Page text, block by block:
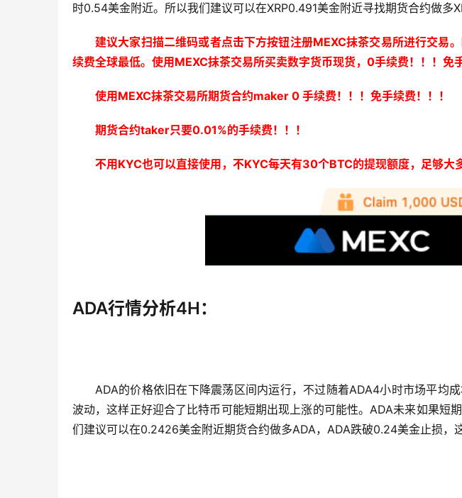
时0.54美金附近。所以我们建议可以在XRP0.491美金附近寻找期货合约做多
建议大家扫描二维码或者点击下方按钮注册MEXC抹茶交易所进行交易
续费全球最低。使用MEXC抹茶交易所买卖数字货币现货，0手续费！！！免
使用MEXC抹茶交易所期货合约maker 0 手续费！！！免手续费！！！
期货合约taker只要0.01%的手续费！！！
不用KYC也可以直接使用，不KYC每天有30个BTC的提现额度，足够大
ADA行情分析4H：
ADA的价格依旧在下降震荡区间内运行，不过随着ADA4小时市场平均
波动，这样正好迎合了比特币可能短期出现上涨的可能性。ADA未来如果短
们建议可以在0.2426美金附近期货合约做多ADA，ADA跌破0.24美金止损，